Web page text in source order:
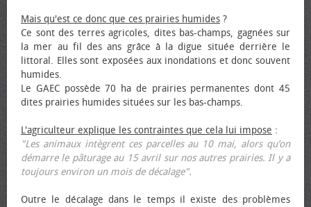
Mais qu'est ce donc que ces prairies humides ?
Ce sont des terres agricoles, dites bas-champs, gagnées sur
la mer au fil des ans grâce à la digue située derrière le
littoral. Elles sont exposées aux inondations et donc souvent
humides.
Le GAEC possède 70 ha de prairies permanentes dont 45
dites prairies humides situées sur les bas-champs.
L'agriculteur explique les contraintes que cela lui impose :
"Les animaux intègrent ces parcelles au 10 mai, alors qu’on
démarre le pâturage au 15 avril sur nos autres prairies. Il y a
toujours environ un mois de décalage".
Outre le décalage dans le temps il existe des problèmes